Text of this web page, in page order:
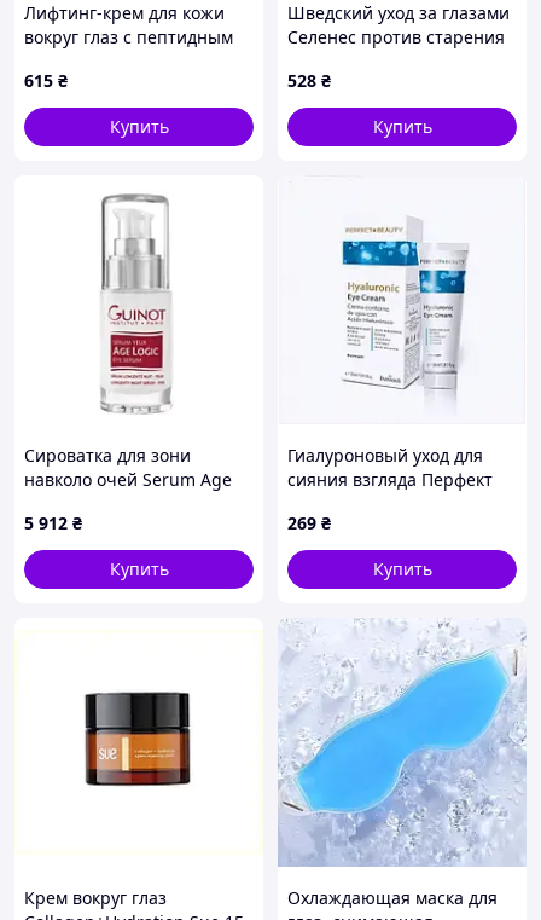
Лифтинг-крем для кожи
вокруг глаз с пептидным
Peptide-Tox Bor Eye Cream,
40 мл
615 ₴
Купить
Шведский уход за глазами
Селенес против старения
528 ₴
Купить
Сироватка для зони
навколо очей Serum Age
(501610), 8763091DO
5 912 ₴
Купить
Гиалуроновый уход для
сияния взгляда Перфект
269 ₴
Купить
Крем вокруг глаз
Охлаждающая маска для